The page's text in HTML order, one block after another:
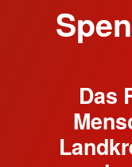
Das